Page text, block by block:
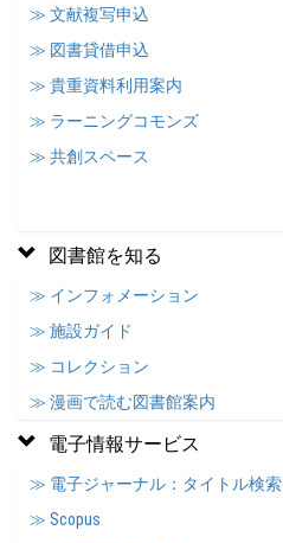
≫ 文献複写申込
≫ 図書貸借申込
≫ 貴重資料利用案内
≫ ラーニングコモンズ
≫ 共創スペース
図書館を知る
≫ インフォメーション
≫ 施設ガイド
≫ コレクション
≫ 漫画で読む図書館案内
電子情報サービス
≫ 電子ジャーナル：タイトル検索
≫ Scopus